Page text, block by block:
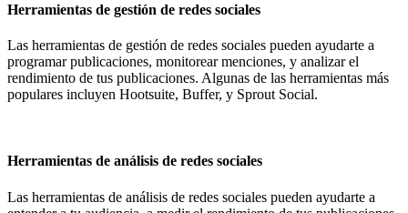
Herramientas de gestión de redes sociales
Las herramientas de gestión de redes sociales pueden ayudarte a
programar publicaciones, monitorear menciones, y analizar el
rendimiento de tus publicaciones. Algunas de las herramientas más
populares incluyen Hootsuite, Buffer, y Sprout Social.
Herramientas de análisis de redes sociales
Las herramientas de análisis de redes sociales pueden ayudarte a